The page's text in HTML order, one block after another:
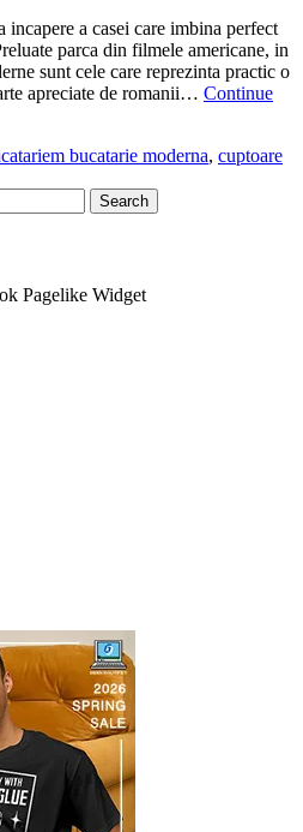
incapere a casei care imbina perfect
parca din filmele americane, in
sunt cele care reprezinta practic o
apreciate de romanii… Continue
bucatarie moderna, cuptoare